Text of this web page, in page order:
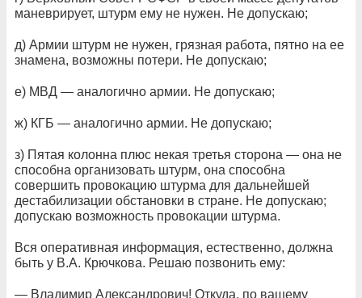
маневрирует, штурм ему не нужен. Не допускаю;
д) Армии штурм не нужен, грязная работа, пятно на ее
знамена, возможны потери. Не допускаю;
е) МВД — аналогично армии. Не допускаю;
ж) КГБ — аналогично армии. Не допускаю;
з) Пятая колонна плюс некая третья сторона — она не
способна организовать штурм, она способна
совершить провокацию штурма для дальнейшей
дестабилизации обстановки в стране. Не допускаю;
допускаю возможность провокации штурма.
Вся оперативная информация, естественно, должна
быть у В.А. Крючкова. Решаю позвонить ему:
— Владимир Александрович! Откуда, по вашему